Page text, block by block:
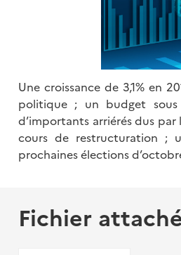
Une croissance de 3,1% en
politique ; un budget
d’importants arriérés dus
cours de restructuration ;
prochaines élections
Fichier attaché